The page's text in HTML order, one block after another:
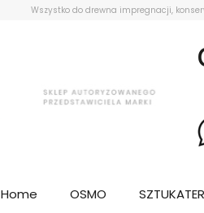
Wszystko do drewna impregnacji,
Home OSMO